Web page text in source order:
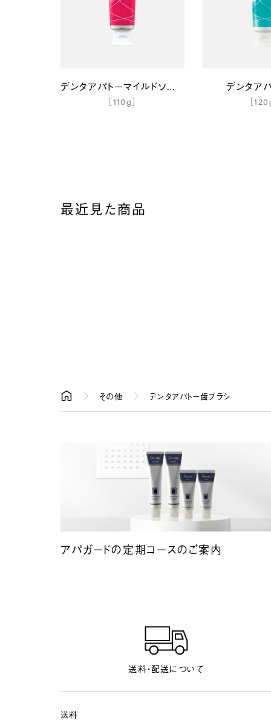
デンタアパトーマイルドソルトミント110g
［110g］
デンタア
［
最近見た商品
その他 デンタアパトー歯ブラシ
アパガードの定期コースのご案内
送料・配送について
送料